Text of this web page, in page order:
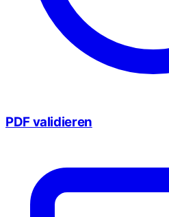
PDF validieren